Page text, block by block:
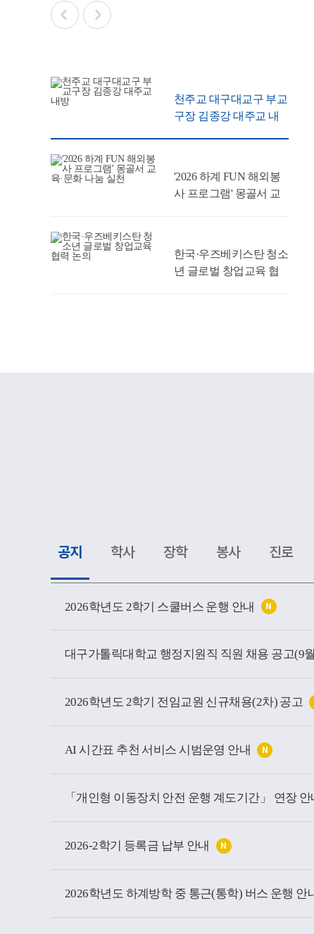
천주교 대구대교구 부교
구장 김종강 대주교 내
'2026 하계 FUN 해외봉
사 프로그램' 몽골서 교
한국·우즈베키스탄 청소
년 글로벌 창업교육 협
공지 학사 장학 봉사 진로
목
2026학년도 2학기 스쿨버스 운행 안내 N
2026학년도 2학기 전임교원 신규채용(2차) 공고
AI 시간표 추천 서비스 시범운영 안내 N
「개인형 이동장치 안전 운행 계도기간」 연장 안
2026-2학기 등록금 납부 안내 N
2026학년도 하계방학 중 통근(통학) 버스 운행 안